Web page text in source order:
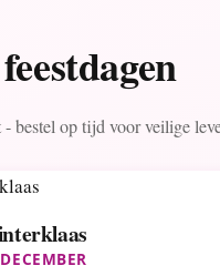
bestel op tijd voor veilige